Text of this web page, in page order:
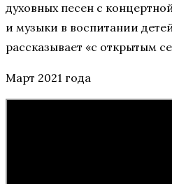
духовных песен с
и музыки в воспитании
рассказывает «с открытым
Март 2021 года